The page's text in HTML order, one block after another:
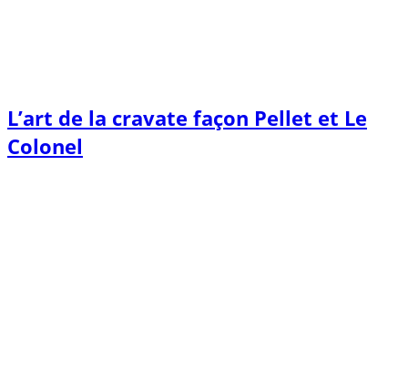
L’art de la cravate façon Pellet et Le
Colonel